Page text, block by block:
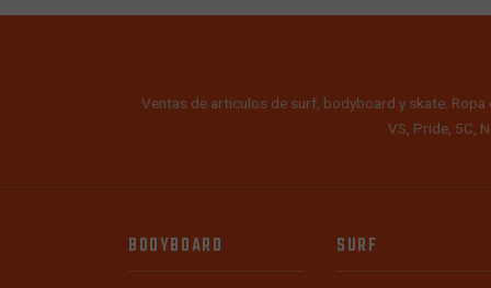
Ventas de articulos de surf, bodyboard y skate. Ropa
VS, Pride, 5C,
BODYBOARD SURF